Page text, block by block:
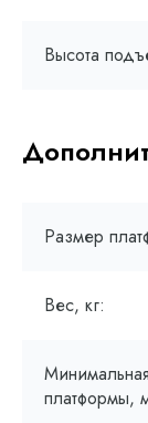
Высота
Размер
Вес, кг:
платформы,